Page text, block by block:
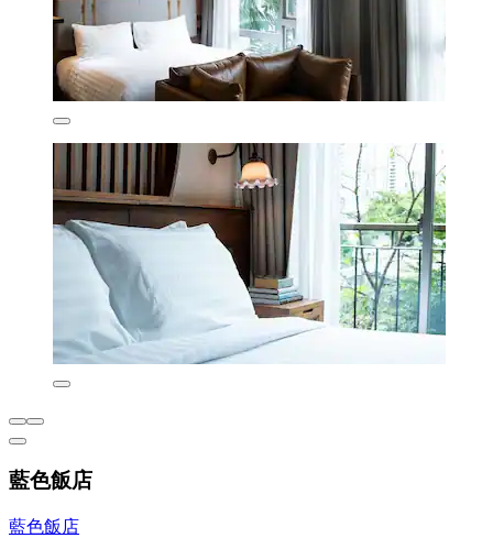
藍色飯店
藍色飯店